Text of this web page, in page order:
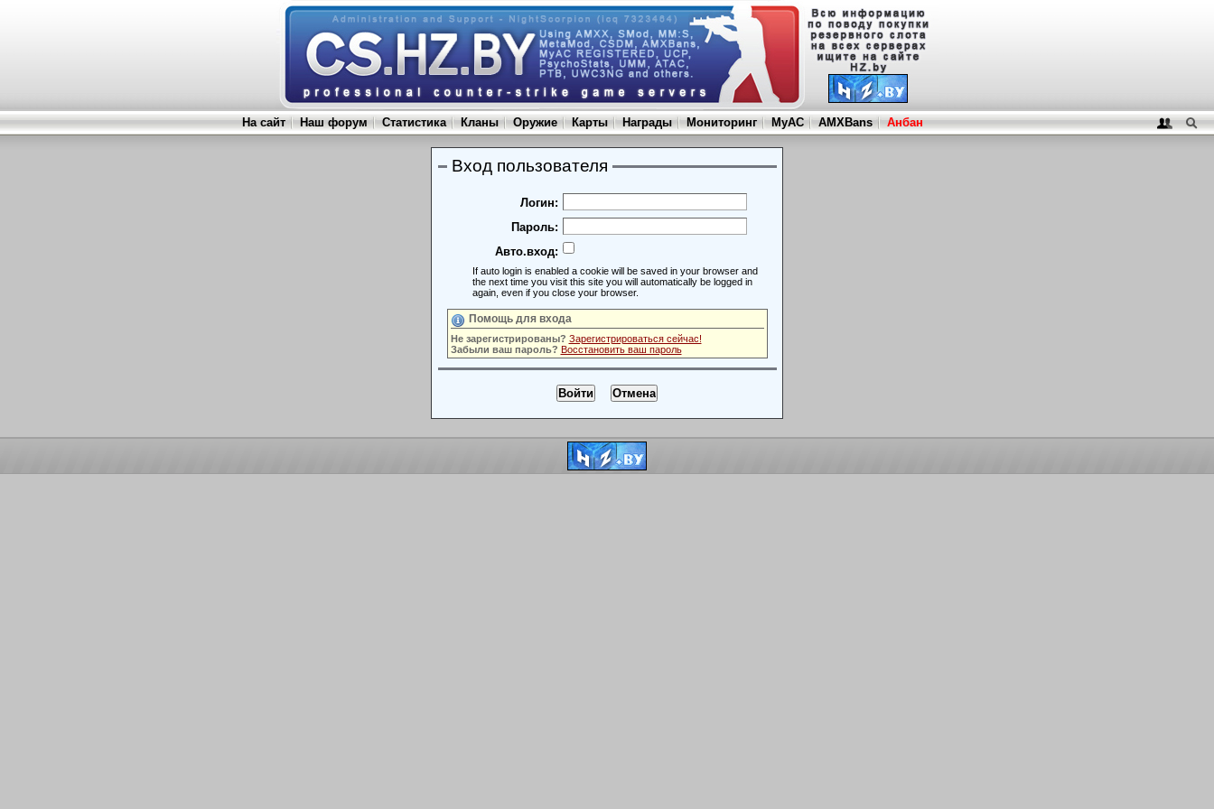
На сайт Наш форум Статистика Кланы Оружие Карты Награды Мониторинг MyAC AMXBans Анбан
Вход пользователя
Логин:
Пароль:
Авто.вход:
If auto login is enabled a cookie will be saved in your browser and
the next time you visit this site you will automatically be logged in
again, even if you close your browser.
Помощь для входа
Не зарегистрированы? Зарегистрироваться сейчас!
Забыли ваш пароль? Восстановить ваш пароль